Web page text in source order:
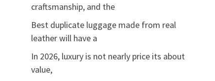
craftsmanship, and the
Best duplicate luggage made from real
leather will have a
In 2026, luxury is not nearly price its about
value,